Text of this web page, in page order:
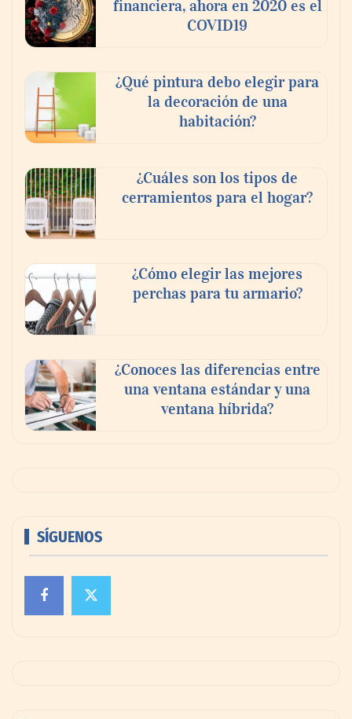
financiera, ahora en 2020 es el
COVID19
¿Qué pintura debo elegir para
la decoración de una
habitación?
¿Cuáles son los tipos de
cerramientos para el hogar?
¿Cómo elegir las mejores
perchas para tu armario?
¿Conoces las diferencias entre
una ventana estándar y una
ventana híbrida?
SÍGUENOS